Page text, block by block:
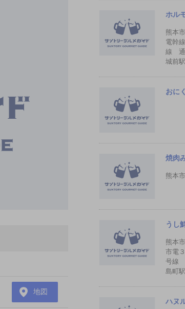
地図
ホル
熊本
電幹
線 通
城前
おに
焼肉
熊本
うし
熊本
市電
号線
島町
ハヌ